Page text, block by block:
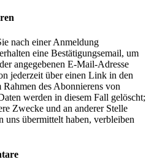
nach einer Anmeldung
eine Bestätigungsemail, um
angegebenen E-Mail-Adresse
jederzeit über einen Link in den
des Abonnierens von
werden in diesem Fall gelöscht;
Zwecke und an anderer Stelle
uns übermittelt haben, verbleiben